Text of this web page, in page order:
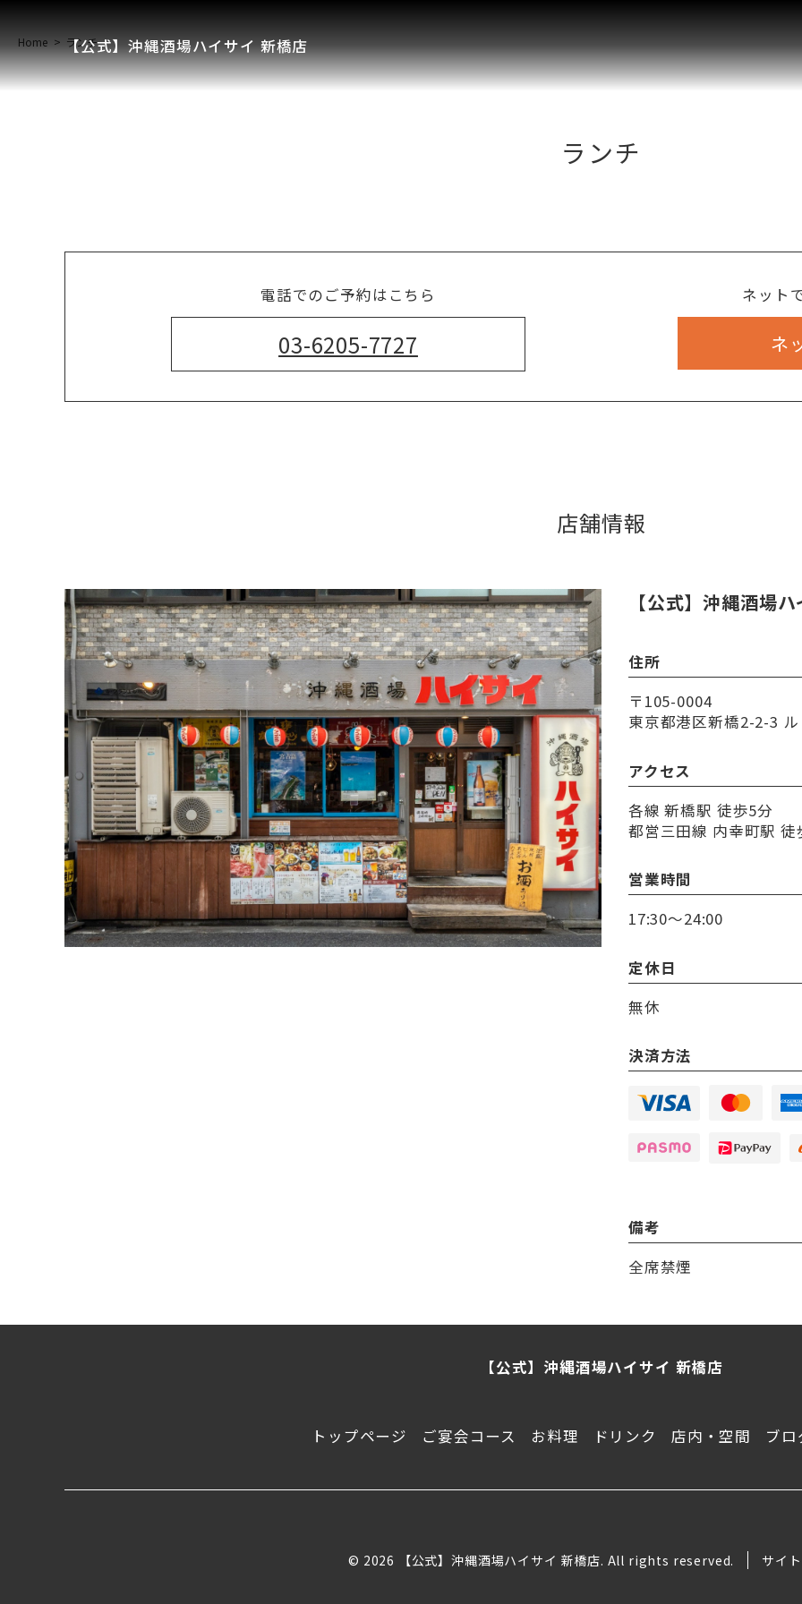
【公式】沖縄酒場ハイサイ 新橋店
Home ランチ
ランチ
電話でのご予約はこちら
03-6205-7727
ネット
ネ
店舗情報
【公式】沖縄酒場
住所
〒105-0004
東京都港区新橋2-2-3
アクセス
各線 新橋駅 徒歩5分
都営三田線 内幸町駅 徒
営業時間
17:30～24:00
定休日
無休
決済方法
備考
全席禁煙
【公式】沖縄酒場ハイサイ 新橋店
トップページ ご宴会コース お料理 ドリンク 店内・空間 ブロ
© 2026 【公式】沖縄酒場ハイサイ 新橋店. All rights reserved. サイ